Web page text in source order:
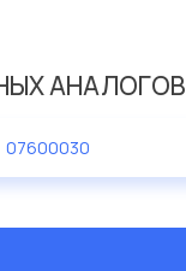
АНАЛОГОВ
07600030